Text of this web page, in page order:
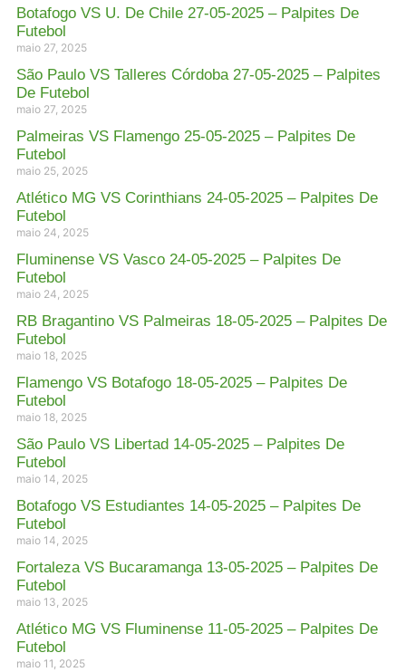
Botafogo VS U. De Chile 27-05-2025 – Palpites De
Futebol
maio 27, 2025
São Paulo VS Talleres Córdoba 27-05-2025 – Palpites
De Futebol
maio 27, 2025
Palmeiras VS Flamengo 25-05-2025 – Palpites De
Futebol
maio 25, 2025
Atlético MG VS Corinthians 24-05-2025 – Palpites De
Futebol
maio 24, 2025
Fluminense VS Vasco 24-05-2025 – Palpites De
Futebol
maio 24, 2025
RB Bragantino VS Palmeiras 18-05-2025 – Palpites De
Futebol
maio 18, 2025
Flamengo VS Botafogo 18-05-2025 – Palpites De
Futebol
maio 18, 2025
São Paulo VS Libertad 14-05-2025 – Palpites De
Futebol
maio 14, 2025
Botafogo VS Estudiantes 14-05-2025 – Palpites De
Futebol
maio 14, 2025
Fortaleza VS Bucaramanga 13-05-2025 – Palpites De
Futebol
maio 13, 2025
Atlético MG VS Fluminense 11-05-2025 – Palpites De
Futebol
maio 11, 2025